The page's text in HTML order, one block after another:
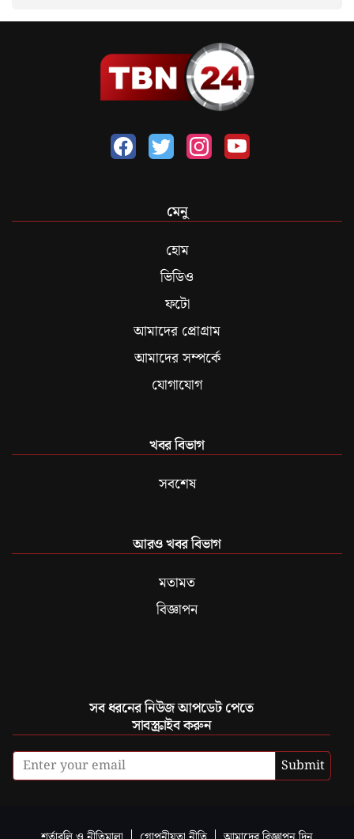
মেনু
হোম
ভিডিও
ফটো
আমাদের প্রোগ্রাম
আমাদের সম্পর্কে
যোগাযোগ
খবর বিভাগ
সবশেষ
আরও খবর বিভাগ
মতামত
বিজ্ঞাপন
সব ধরনের নিউজ আপডেট পেতে
সাবস্ক্রাইব করুন
Submit